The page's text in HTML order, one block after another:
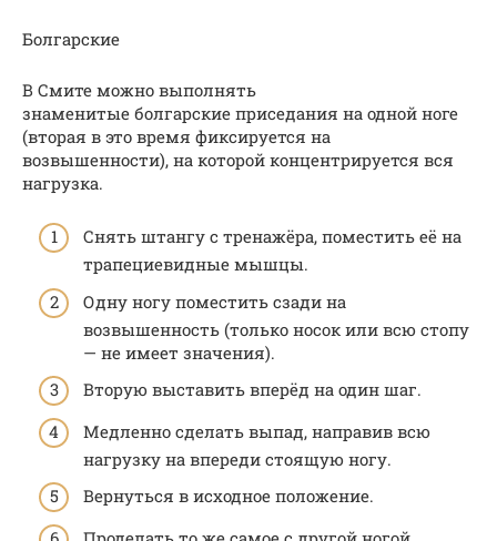
Болгарские
В Смите можно выполнять
знаменитые болгарские приседания на одной ноге
(вторая в это время фиксируется на
возвышенности), на которой концентрируется вся
нагрузка.
Снять штангу с тренажёра, поместить её на
трапециевидные мышцы.
Одну ногу поместить сзади на
возвышенность (только носок или всю стопу
— не имеет значения).
Вторую выставить вперёд на один шаг.
Медленно сделать выпад, направив всю
нагрузку на впереди стоящую ногу.
Вернуться в исходное положение.